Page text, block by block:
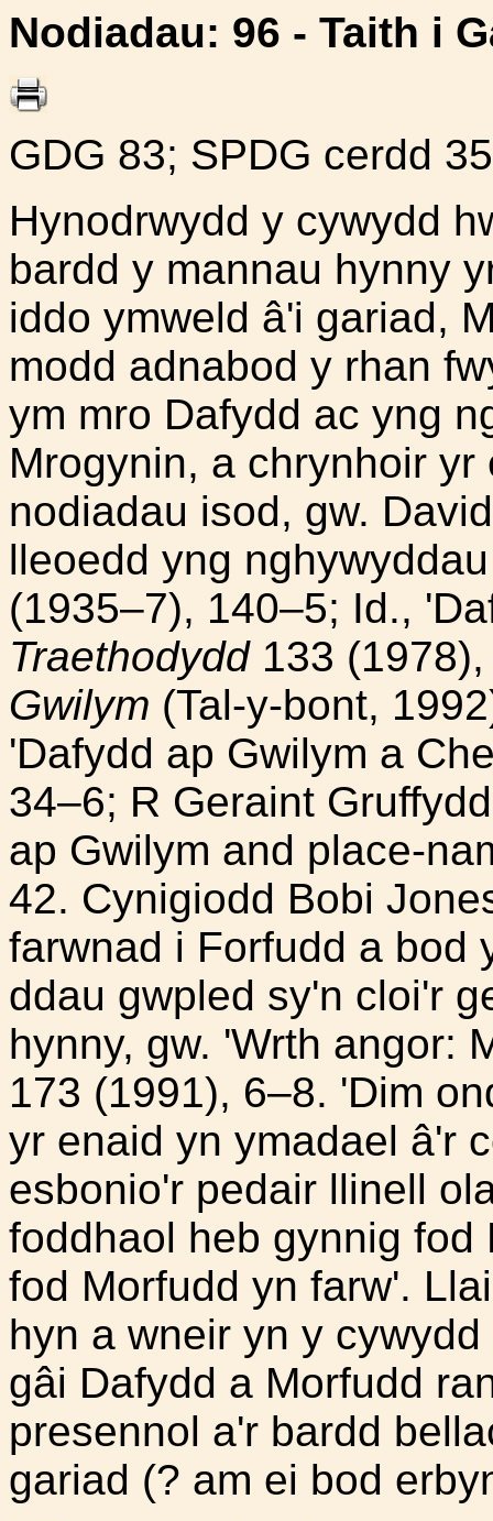
Nodiadau: 96 - Taith i
GDG 83; SPDG cerdd 35
Hynodrwydd y cywydd
bardd y mannau hynny
iddo ymweld â'i gariad,
modd adnabod y rhan
ym mro Dafydd ac yng
Mrogynin, a chrynhoir
nodiadau isod, gw.
lleoedd yng
(1935–7), 140–5; Id.,
Traethodydd133
Gwilym (Tal-y-bont,
'Dafydd ap Gwilym a
34–6; R Geraint
ap Gwilym and place-
42. Cynigiodd Bobi
farwnad i Forfudd a bod
ddau gwpled sy'n cloi'r
hynny, gw. 'Wrth angor:
173 (1991), 6–8. 'Dim
yr enaid yn ymadael â'r
esbonio'r pedair llinell
foddhaol heb gynnig
fod Morfudd yn farw'.
hyn a wneir yn y
gâi Dafydd a Morfudd
presennol a'r bardd
gariad (? am ei bod